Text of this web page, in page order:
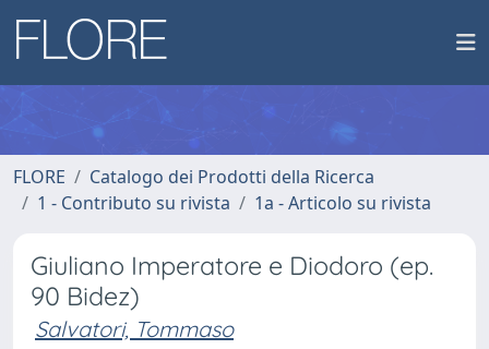
FLORE
Catalogo dei Prodotti della Ricerca
1 - Contributo su rivista
1a - Articolo su rivista
Giuliano Imperatore e Diodoro (ep.
90 Bidez)
Salvatori, Tommaso